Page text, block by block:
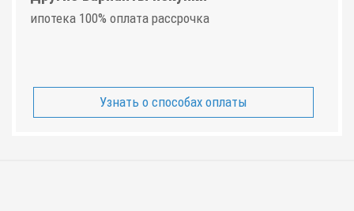
ипотека 100% оплата рассрочка
Узнать о способах оплаты